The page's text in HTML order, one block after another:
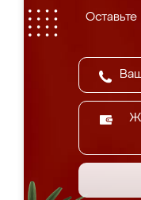
Оставьте